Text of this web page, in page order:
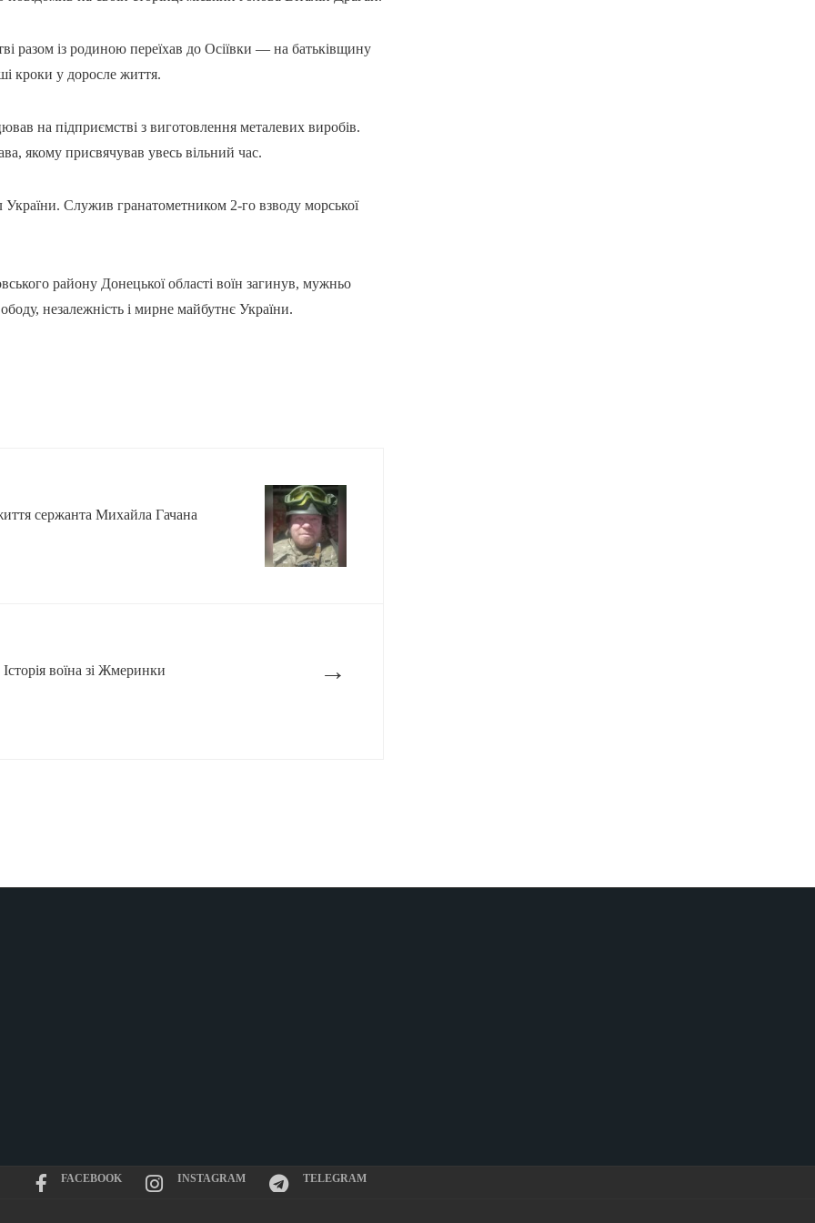
разом із родиною переїхав до Осіївки — на батьківщину
кроки у доросле життя.
на підприємстві з виготовлення металевих виробів.
якому присвячував увесь вільний час.
Служив гранатометником 2-го взводу морської
району Донецької області воїн загинув, мужньо
незалежність і мирне майбутнє України.
сержанта Михайла Гачана
→
воїна зі Жмеринки
FACEBOOK INSTAGRAM TELEGRAM